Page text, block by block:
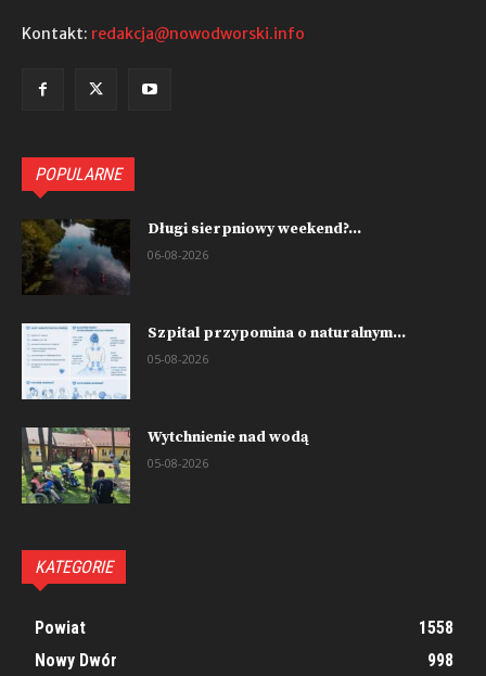
Kontakt: redakcja@nowodworski.info
POPULARNE
Długi sierpniowy weekend?...
06-08-2026
Szpital przypomina o naturalnym...
05-08-2026
Wytchnienie nad wodą
05-08-2026
KATEGORIE
Powiat
1558
Nowy Dwór
998